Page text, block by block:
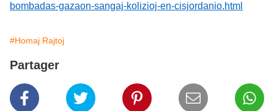
bombadas-gazaon-sangaj-kolizioj-en-cisjordanio.html
#Homaj Rajtoj
Partager